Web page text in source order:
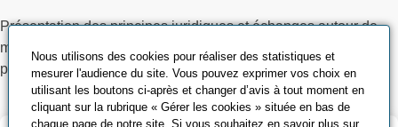
Présentation des principes juridiques et échanges autour de
mises en situation pratiques et remise d’un support
pédagogique
Nous utilisons des cookies pour réaliser des statistiques et
mesurer l'audience du site. Vous pouvez exprimer vos choix en
utilisant les boutons ci-après et changer d’avis à tout moment en
cliquant sur la rubrique « Gérer les cookies » située en bas de
chaque page de notre site. Si vous souhaitez en savoir plus sur